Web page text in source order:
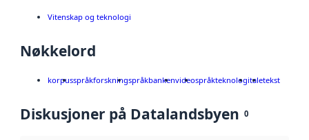
Vitenskap og teknologi
Nøkkelord
korpusspråkforskningspråkbankenvideospråkteknologitaletekst
Diskusjoner på Datalandsbyen 0